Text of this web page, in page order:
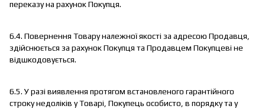
переказу на рахунок Покупця.
6.4. Повернення Товару належної якості за адресою Продавця,
здійснюється за рахунок Покупця та Продавцем Покупцеві не
відшкодовується.
6.5. У разі виявлення протягом встановленого гарантійного
строку недоліків у Товарі, Покупець особисто, в порядку та у